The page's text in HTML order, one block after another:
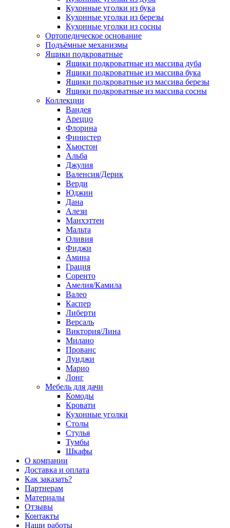
Кухонные уголки из бука
Кухонные уголки из березы
Кухонные уголки из сосны
Ортопедическое основание
Подъёмные механизмы
Ящики подкроватные
Ящики подкроватные из массива дуба
Ящики подкроватные из массива бука
Ящики подкроватные из массива березы
Ящики подкроватные из массива сосны
Коллекции
Вандея
Ареццо
Флорина
Финистер
Хьюстон
Альба
Джулия
Валенсия/Дерик
Верди
Юджин
Дана
Алези
Манхэттен
Мальта
Оливия
Фиджи
Амина
Грация
Соренто
Амелия/Камила
Валео
Каспер
Либерти
Версаль
Виктория/Лина
Милано
Прованс
Луиджи
Марио
Лонг
Мебель для дачи
Комоды
Кровати
Кухонные уголки
Столы
Стулья
Тумбы
Шкафы
О компании
Доставка и оплата
Как заказать?
Партнерам
Материалы
Отзывы
Контакты
Наши работы